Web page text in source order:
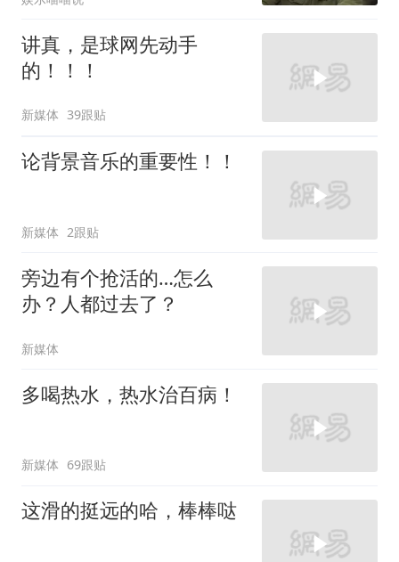
讲真，是球网先动手
的！！！
新媒体 39跟贴
论背景音乐的重要性！！
新媒体 2跟贴
旁边有个抢活的…怎么
办？人都过去了？
新媒体
多喝热水，热水治百病！
新媒体 69跟贴
这滑的挺远的哈，棒棒哒